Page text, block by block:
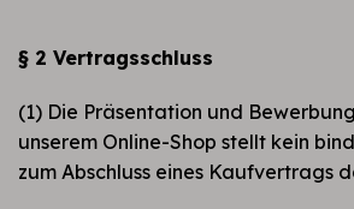
§ 2 Vertragsschluss
(1) Die Präsentation und
unserem Online-Shop stellt kein
zum Abschluss eines Kaufvertrags